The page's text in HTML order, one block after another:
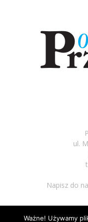
ul.
Napisz do
Ważne! Używamy